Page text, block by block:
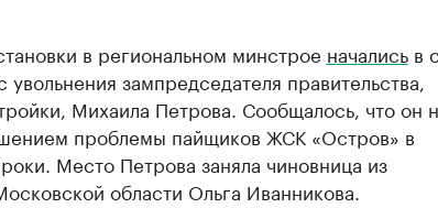
в региональном минстрое началисьв
зампредседателя правительства,
Михаила Петрова. Сообщалось, что он
проблемы пайщиков ЖСК «Остров» в
Место Петрова заняла чиновница из
области Ольга Иванникова.